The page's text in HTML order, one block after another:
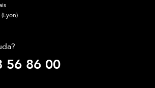
56 86 00